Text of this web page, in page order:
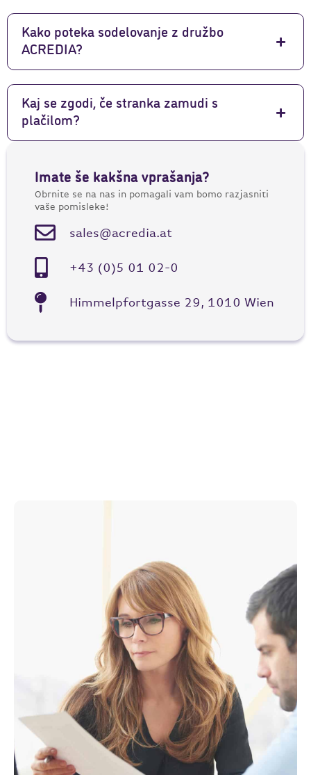
Kako poteka sodelovanje z družbo
ACREDIA?
Kaj se zgodi, če stranka zamudi s
plačilom?
Imate še kakšna vprašanja?
Obrnite se na nas in pomagali vam bomo razjasniti
vaše pomisleke!
sales@acredia.at
+43 (0)5 01 02-0
Himmelpfortgasse 29, 1010 Wien